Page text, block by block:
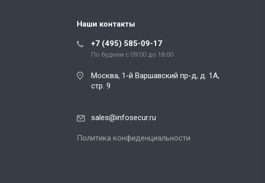
Наши контакты
+7 (495) 585-09-17
По будням с 09:00 до 18:00
Москва, 1-й Варшавский пр-д, д. 1А,
стр. 9
sales@infosecur.ru
Политика конфиденциальности